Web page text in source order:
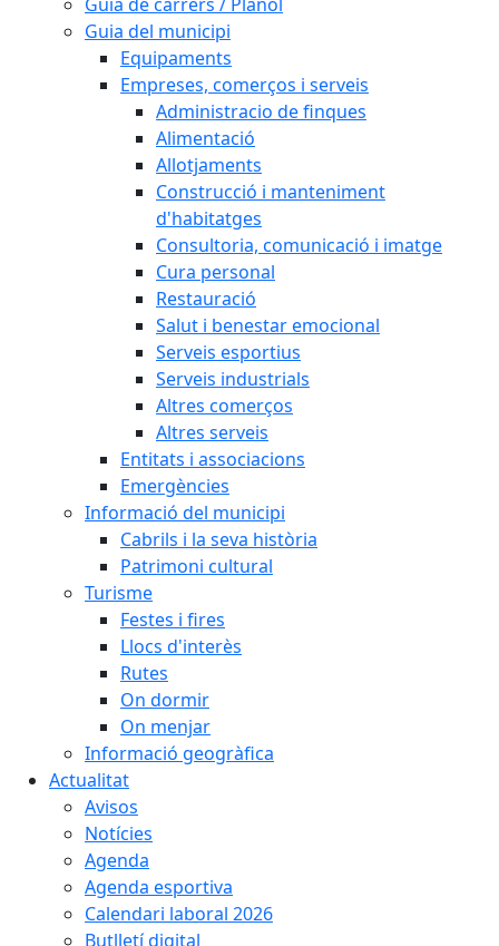
Guia del municipi
Equipaments
Empreses, comerços i serveis
Administracio de finques
Alimentació
Allotjaments
Construcció i manteniment
d'habitatges
Consultoria, comunicació i imatge
Cura personal
Restauració
Salut i benestar emocional
Serveis esportius
Serveis industrials
Altres comerços
Altres serveis
Entitats i associacions
Emergències
Informació del municipi
Cabrils i la seva història
Patrimoni cultural
Turisme
Festes i fires
Llocs d'interès
Rutes
On dormir
On menjar
Informació geogràfica
Actualitat
Avisos
Notícies
Agenda
Agenda esportiva
Calendari laboral 2026
Butlletí digital